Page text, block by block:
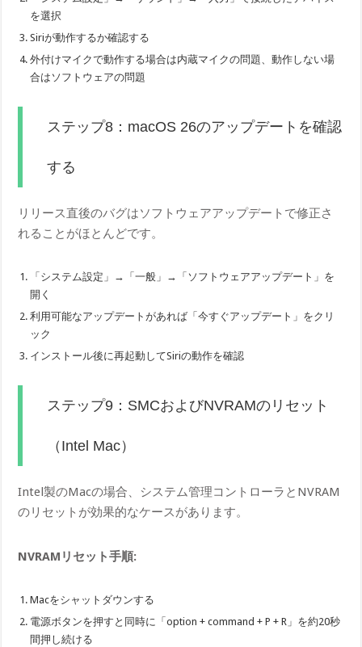
を選択
Siriが動作するか確認する
外付けマイクで動作する場合は内蔵マイクの問題、動作しない場
合はソフトウェアの問題
ステップ8：macOS 26のアップデートを確認
する
リリース直後のバグはソフトウェアアップデートで修正さ
れることがほとんどです。
「システム設定」→「一般」→「ソフトウェアアップデート」を
開く
利用可能なアップデートがあれば「今すぐアップデート」をクリ
ック
インストール後に再起動してSiriの動作を確認
ステップ9：SMCおよびNVRAMのリセット
（Intel Mac）
Intel製のMacの場合、システム管理コントローラとNVRAM
のリセットが効果的なケースがあります。
NVRAMリセット手順:
Macをシャットダウンする
電源ボタンを押すと同時に「option + command + P + R」を約20秒
間押し続ける